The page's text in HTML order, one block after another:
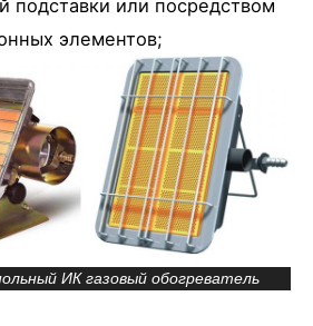
подставки или посредством
элементов;
ИК газовый обогреватель